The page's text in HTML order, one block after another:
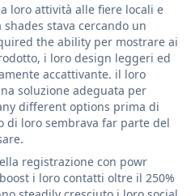
loro attività alle fiere locali e
stava cercando un
the ability per mostrare ai
i loro design leggeri ed
accattivante. il loro
soluzione adeguata per
different options prima di
di loro sembrava far parte del
registrazione con powr
i loro contatti oltre il 250%